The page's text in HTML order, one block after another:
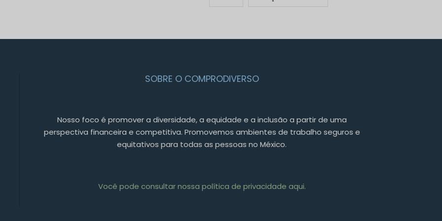
SOBRE O COMPRODIVERSO
Nosso foco é promover a diversidade, a equidade e a inclusão a partir de uma
perspectiva financeira e competitiva. Promovemos ambientes de trabalho seguros e
equitativos para todas as pessoas no México.
Você pode consultar nossa política de privacidade aqui.